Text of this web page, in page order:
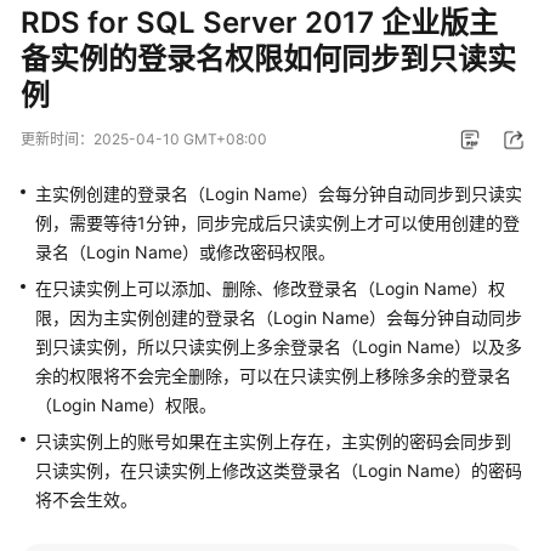
最
新
务
公
告
产
品
介
绍
计
费
说
RDS for SQL Server 2017 企业版主
备实例的登录名权限如何同步到只读实
例
更新时间： 2025-04-10 GMT+08:00
主实例创建的登录名（Login Name）会每分钟自动同步到只读实
例，需要等待1分钟，同步完成后只读实例上才可以使用创建的登
录名（Login Name）或修改密码权限。
在只读实例上可以添加、删除、修改登录名（Login Name）权
限，因为主实例创建的登录名（Login Name）会每分钟自动同步
到只读实例，所以只读实例上多余登录名（Login Name）以及多
余的权限将不会完全删除，可以在只读实例上移除多余的登录名
（Login Name）权限。
只读实例上的账号如果在主实例上存在，主实例的密码会同步到
只读实例，在只读实例上修改这类登录名（Login Name）的密码
将不会生效。